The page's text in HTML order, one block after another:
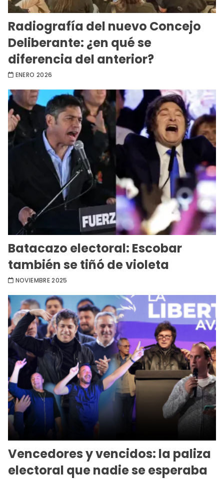
Radiografía del nuevo Concejo
Deliberante: ¿en qué se
diferencia del anterior?
ENERO 2026
Batacazo electoral: Escobar
también se tiñó de violeta
NOVIEMBRE 2025
Vencedores y vencidos: la paliza
electoral que nadie se esperaba